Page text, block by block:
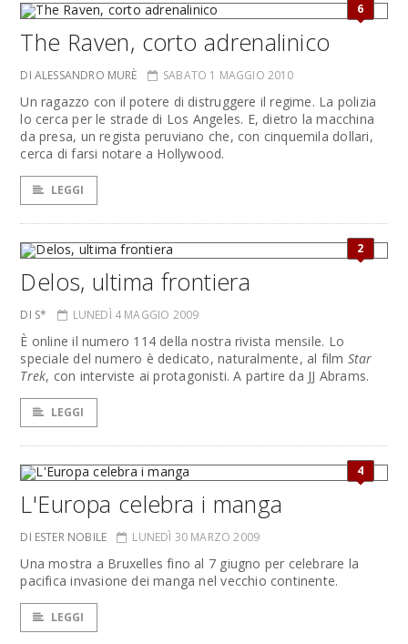
6
The Raven, corto adrenalinico
DI ALESSANDRO MURÈ SABATO 1 MAGGIO 2010
Un ragazzo con il potere di distruggere il regime. La polizia
lo cerca per le strade di Los Angeles. E, dietro la macchina
da presa, un regista peruviano che, con cinquemila dollari,
cerca di farsi notare a Hollywood.
LEGGI
2
Delos, ultima frontiera
DI S* LUNEDÌ 4 MAGGIO 2009
È online il numero 114 della nostra rivista mensile. Lo
speciale del numero è dedicato, naturalmente, al film Star
Trek, con interviste ai protagonisti. A partire da JJ Abrams.
LEGGI
4
L'Europa celebra i manga
DI ESTER NOBILE LUNEDÌ 30 MARZO 2009
Una mostra a Bruxelles fino al 7 giugno per celebrare la
pacifica invasione dei manga nel vecchio continente.
LEGGI